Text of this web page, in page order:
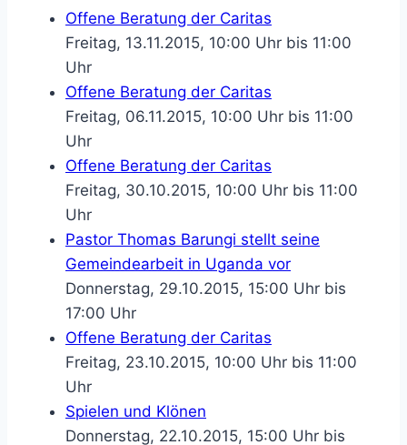
Offene Beratung der Caritas
Freitag, 13.11.2015, 10:00 Uhr bis 11:00
Uhr
Offene Beratung der Caritas
Freitag, 06.11.2015, 10:00 Uhr bis 11:00
Uhr
Offene Beratung der Caritas
Freitag, 30.10.2015, 10:00 Uhr bis 11:00
Uhr
Pastor Thomas Barungi stellt seine
Gemeindearbeit in Uganda vor
Donnerstag, 29.10.2015, 15:00 Uhr bis
17:00 Uhr
Offene Beratung der Caritas
Freitag, 23.10.2015, 10:00 Uhr bis 11:00
Uhr
Spielen und Klönen
Donnerstag, 22.10.2015, 15:00 Uhr bis